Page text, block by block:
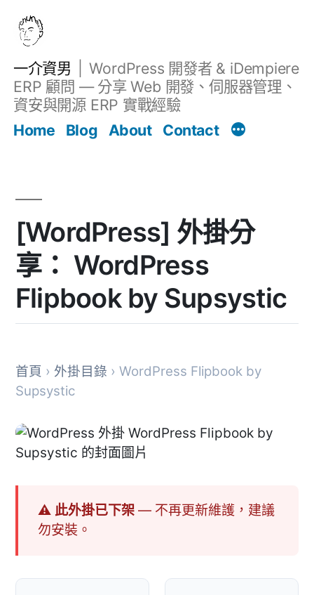
一介資男
WordPress 開發者 & iDempiere
ERP 顧問 — 分享 Web 開發、伺服器管理、
資安與開源 ERP 實戰經驗
Home
Blog About Contact
[WordPress] 外掛分
享： WordPress
Flipbook by Supsystic
首頁 › 外掛目錄 › WordPress Flipbook by
Supsystic
⚠ 此外掛已下架— 不再更新維護，建議
勿安裝。
文章